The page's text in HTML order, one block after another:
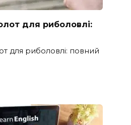
для риболовлі:
для риболовлі: повний